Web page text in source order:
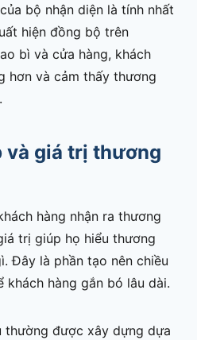
bộ nhận diện là tính nhất
hiện đồng bộ trên
bì và cửa hàng, khách
hơn và cảm thấy thương
và giá trị thương
hàng nhận ra thương
trị giúp họ hiểu thương
Đây là phần tạo nên chiều
khách hàng gắn bó lâu dài.
thường được xây dựng dựa